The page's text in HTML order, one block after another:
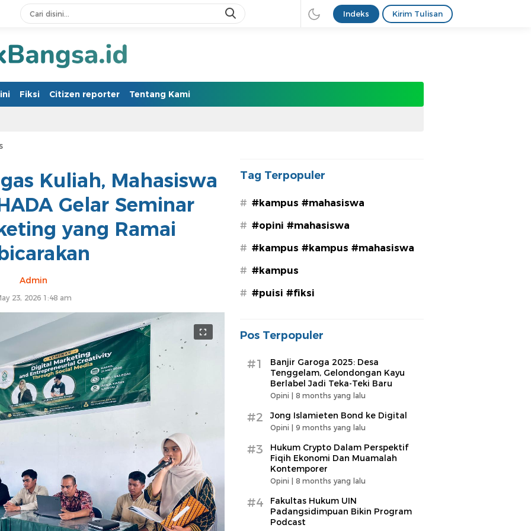
Indeks Kirim Tulisan
Fiksi Citizen reporter Tentang Kami
Kuliah, Mahasiswa
Gelar Seminar
yang Ramai
Admin
23, 2026 1:48 am
Tag Terpopuler
# #kampus #mahasiswa
# #opini #mahasiswa
# #kampus #kampus #mahasiswa
# #kampus
# #puisi #fiksi
Pos Terpopuler
#1
Banjir Garoga 2025: Desa
Tenggelam, Gelondongan Kayu
Berlabel Jadi Teka-Teki Baru
Opini | 8 months yang lalu
#2 Jong Islamieten Bond ke Digital
Opini | 9 months yang lalu
#3
Hukum Crypto Dalam Perspektif
Fiqih Ekonomi Dan Muamalah
Kontemporer
Opini | 8 months yang lalu
#4
Fakultas Hukum UIN
Padangsidimpuan Bikin Program
Podcast